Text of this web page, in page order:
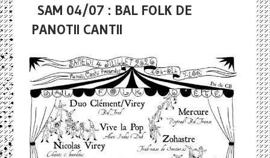
SAM 04/07 : BAL FOLK DE
PANOTII CANTII